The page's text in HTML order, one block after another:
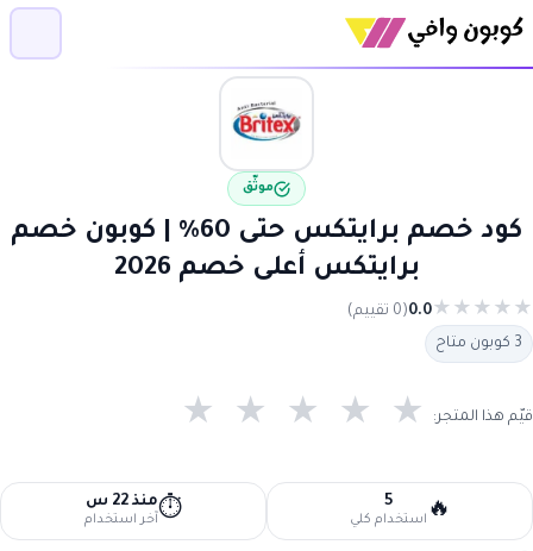
موثّق
كود خصم برايتكس حتى 60% | كوبون خصم
برايتكس أعلى خصم 2026
★
★
★
★
★
0.0(0 تقييم)
3 كوبون متاح
قيّم هذا المتجر: ★ ★ ★ ★ ★
🔥
5
استخدام كلي ⏱️منذ 22 س
آخر استخدام